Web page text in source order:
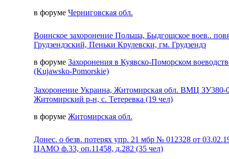
в форуме Черниговская обл.
Воинское захоронение Польша, Быдгощское воев..
Грудзендзский, Пеньки Крулевски, гм. Грудзендз
в форуме Захоронения в Куявско-Поморском
(Kujawsko-Pomorskie)
Захоронение Украина, Житомирская обл. ВМЦ ЗУ380-
Житомирский р-н, с. Тетеревка (19 чел)
в форуме Житомирская обл.
Донес. о безв. потерях упр. 21 мбр № 012328 от
ЦАМО ф.33, оп.11458, д.282 (35 чел)